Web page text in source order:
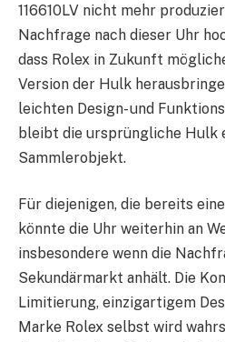
116610LV nicht mehr
Nachfrage nach dieser Uhr
dass Rolex in Zukunft
Version der Hulk
leichten Design- und
bleibt die ursprüngliche Hulk
Sammlerobjekt.
Für diejenigen, die bereits
könnte die Uhr weiterhin an
insbesondere wenn die
Sekundärmarkt anhält. Die
Limitierung, einzigartigem
Marke Rolex selbst wird